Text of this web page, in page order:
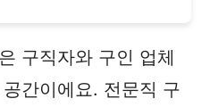
구직자와 구인 업체
간이에요. 전문직 구